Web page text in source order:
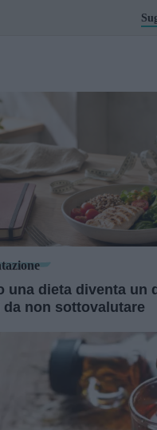
una dieta diventa un
da non sottovalutare